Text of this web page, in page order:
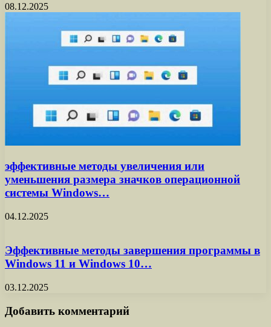
08.12.2025
эффективные методы увеличения или
уменьшения размера значков операционной
системы Windows…
04.12.2025
Эффективные методы завершения программы в
Windows 11 и Windows 10…
03.12.2025
Добавить комментарий